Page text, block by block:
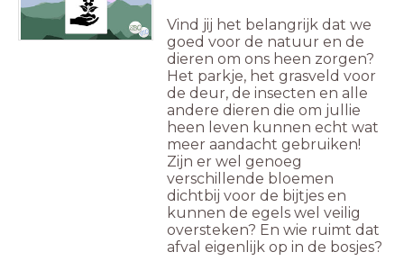
Vind jij het belangrijk dat we
goed voor de natuur en de
dieren om ons heen zorgen?
Het parkje, het grasveld voor
de deur, de insecten en alle
andere dieren die om jullie
heen leven kunnen echt wat
meer aandacht gebruiken!
Zijn er wel genoeg
verschillende bloemen
dichtbij voor de bijtjes en
kunnen de egels wel veilig
oversteken? En wie ruimt dat
afval eigenlijk op in de bosjes?